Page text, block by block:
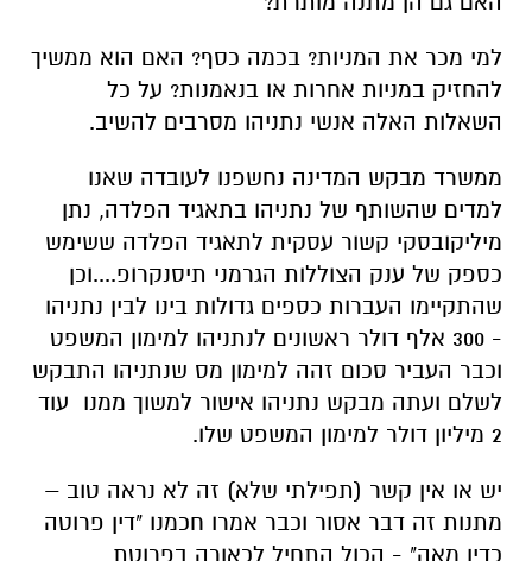
למי מכר את המניות? בכמה כסף? האם הוא ממשיך
להחזיק במניות אחרות או בנאמנות? על כל
השאלות האלה אנשי נתניהו מסרבים להשיב.
ממשרד מבקש המדינה נחשפנו לעובדה שאנו
למדים שהשותף של נתניהו בתאגיד הפלדה, נתן
מיליקובסקי קשור עסקית לתאגיד הפלדה ששימש
כספק של ענק הצוללות הגרמני תיסנקרופ....וכן
שהתקיימו העברות כספים גדולות בינו לבין נתניהו
- 300 אלף דולר ראשונים לנתניהו למימון המשפט
וכבר העביר סכום זהה למימון מס שנתניהו התבקש
לשלם ועתה מבקש נתניהו אישור למשוך ממנו עוד
2 מיליון דולר למימון המשפט שלו.
יש או אין קשר (תפילתי שלא) זה לא נראה טוב –
מתנות זה דבר אסור וכבר אמרו חכמנו "דין פרוטה
כדין מאה" - הכול התחיל לכאורה בפרוטת